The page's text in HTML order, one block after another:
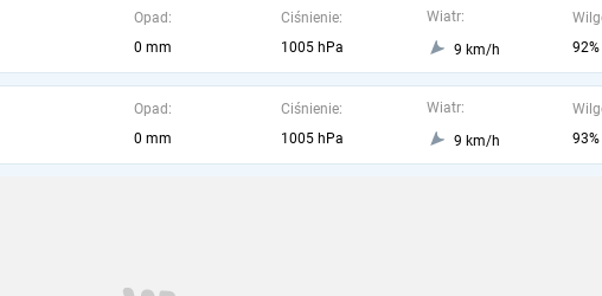
Opad:
0 mm
Ciśnienie:
1005 hPa
Wiatr:
9 km/h
92%
Opad:
0 mm
Ciśnienie:
1005 hPa
Wiatr:
9 km/h
93%